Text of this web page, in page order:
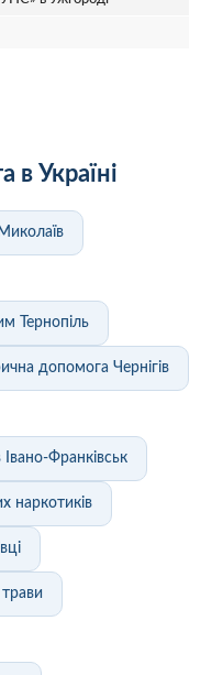
в Україні
Тернопіль
допомога Чернігів
Івано-Франківськ
наркотиків
трави